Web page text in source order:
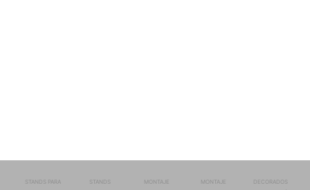
STANDS PARA
STANDS
MONTAJE
MONTAJE
DECORADOS